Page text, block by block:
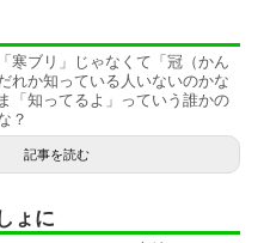
寒ブリ」じゃなくて「冠（かん
れか知っている人いないのかな
「知ってるよ」っていう誰かの
？
記事を読む
ょに